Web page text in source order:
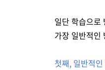
일단 학습으로
가장 일반적인
첫째, 일반적